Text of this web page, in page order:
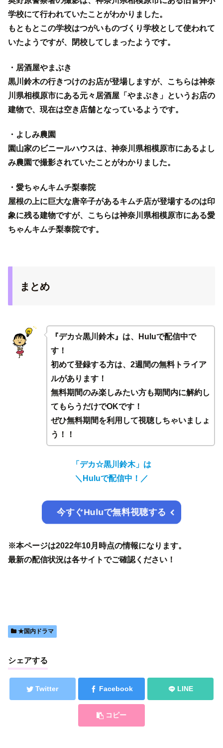
学校にて行われていたことがわかりました。
もともとこの学校はつがいものづくり学校として使われて
いたようですが、閉校してしまったようです。
・居酒屋やまぶき
黒川鈴木の行きつけのお店が登場しますが、こちらは神奈
川県相模原市にある元々居酒屋「やまぶき」というお店の
建物で、現在は空き店舗となっているようです。
・よしみ農園
園山家のビニールハウスは、神奈川県相模原市にあるよし
み農園で撮影されていたことがわかりました。
・愛ちゃんキムチ梨泰院
屋根の上に巨大な唐辛子があるキムチ店が登場するのは印
象に残る建物ですが、こちらは神奈川県相模原市にある愛
ちゃんキムチ梨泰院です。
まとめ
『デカ☆黒川鈴木』は、Huluで配信中で
す！
初めて登録する方は、2週間の無料トライア
ルがあります！
無料期間のみ楽しみたい方も期間内に解約し
てもらうだけでOKです！
ぜひ無料期間を利用して視聴しちゃいましょ
う！！
「デカ☆黒川鈴木」は
＼Huluで配信中！／
今すぐHuluで無料視聴する
※本ページは2022年10月時点の情報になります。
最新の配信状況は各サイトでご確認ください！
★国内ドラマ
シェアする
Twitter Facebook LINE
コピー